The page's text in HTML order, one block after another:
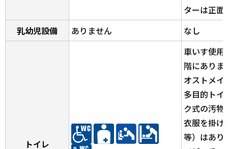
ターは正面
乳幼児設備
ありません なし
トイレ
車いす使用
階にありま
オストメイ
多目的トイ
ク式の汚物
衣服を掛け
等）はあり